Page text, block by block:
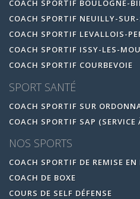
COACH SPORTIF BOULOGNE-
COACH SPORTIF NEUILLY-
COACH SPORTIF LEVALLOIS-
COACH SPORTIF ISSY-LES-
COACH SPORTIF COURBEVOIE
SPORT SANTÉ
COACH SPORTIF SUR
COACH SPORTIF SAP (SERVICE
NOS SPORTS
COACH SPORTIF DE REMISE EN
COACH DE BOXE
COURS DE SELF DÉFENSE